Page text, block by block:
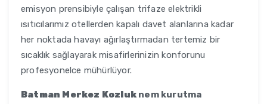
emisyon prensibiyle çalışan trifaze elektrikli
ısıtıcılarımız otellerden kapalı davet alanlarına kadar
her noktada havayı ağırlaştırmadan tertemiz bir
sıcaklık sağlayarak misafirlerinizin konforunu
profesyonelce mühürlüyor.
Batman Merkez Kozluk nem kurutma